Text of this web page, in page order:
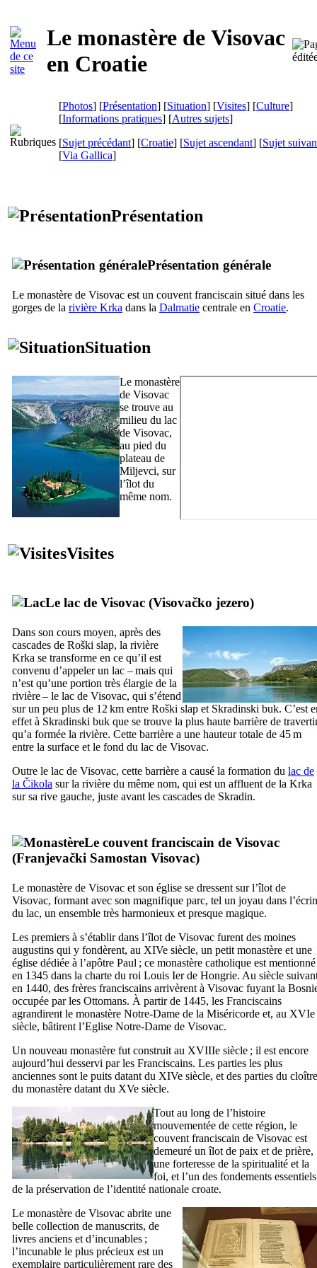
Le monastère de Visovac
en Croatie
[Photos] [Présentation] [Situation] [Visites] [Culture]
[Informations pratiques] [Autres sujets]
[Sujet précédant] [Croatie] [Sujet ascendant] [Sujet
[Via Gallica]
Présentation
Présentation générale
Le monastère de Visovac est un couvent franciscain situé dans les
gorges de la rivière Krka dans la Dalmatie centrale en Croatie.
Situation
Le monastère
de Visovac
se trouve au
milieu du lac
de Visovac,
au pied du
plateau de
Miljevci, sur
l’îlot du
même nom.
Visites
Le lac de Visovac (Visovačko jezero)
Dans son cours moyen, après des
cascades de Roški slap, la rivière
Krka se transforme en ce qu’il est
convenu d’appeler un lac – mais qui
n’est qu’une portion très élargie de la
rivière – le lac de Visovac, qui s’étend
sur un peu plus de 12 km entre Roški slap et Skradinski buk. C’est
effet à Skradinski buk que se trouve la plus haute barrière de
qu’a formée la rivière. Cette barrière a une hauteur totale de 45 m
entre la surface et le fond du lac de Visovac.
Outre le lac de Visovac, cette barrière a causé la formation du lac de
la Čikola sur la rivière du même nom, qui est un affluent de la Krka
sur sa rive gauche, juste avant les cascades de Skradin.
Le couvent franciscain de Visovac
(Franjevački Samostan Visovac)
Le monastère de Visovac et son église se dressent sur l’îlot de
Visovac, formant avec son magnifique parc, tel un joyau dans l’écrin
du lac, un ensemble très harmonieux et presque magique.
Les premiers à s’établir dans l’îlot de Visovac furent des moines
augustins qui y fondèrent, au XIVe siècle, un petit monastère et une
église dédiée à l’apôtre Paul ; ce monastère catholique est mentionné
en 1345 dans la charte du roi Louis Ierde Hongrie. Au siècle
en 1440, des frères franciscains arrivèrent à Visovac fuyant la
occupée par les Ottomans. À partir de 1445, les Franciscains
agrandirent le monastère Notre-Dame de la Miséricorde et, au XVIe
siècle, bâtirent l’Eglise Notre-Dame de Visovac.
Un nouveau monastère fut construit au XVIIIe siècle ; il est encore
aujourd’hui desservi par les Franciscains. Les parties les plus
anciennes sont le puits datant du XIVe siècle, et des parties du cloître
du monastère datant du XVe siècle.
Tout au long de l’histoire
mouvementée de cette région, le
couvent franciscain de Visovac est
demeuré un îlot de paix et de prière,
une forteresse de la spiritualité et la
foi, et l’un des fondements essentiels
de la préservation de l’identité nationale croate.
Le monastère de Visovac abrite une
belle collection de manuscrits, de
livres anciens et d’incunables ;
l’incunable le plus précieux est un
exemplaire particulièrement rare des